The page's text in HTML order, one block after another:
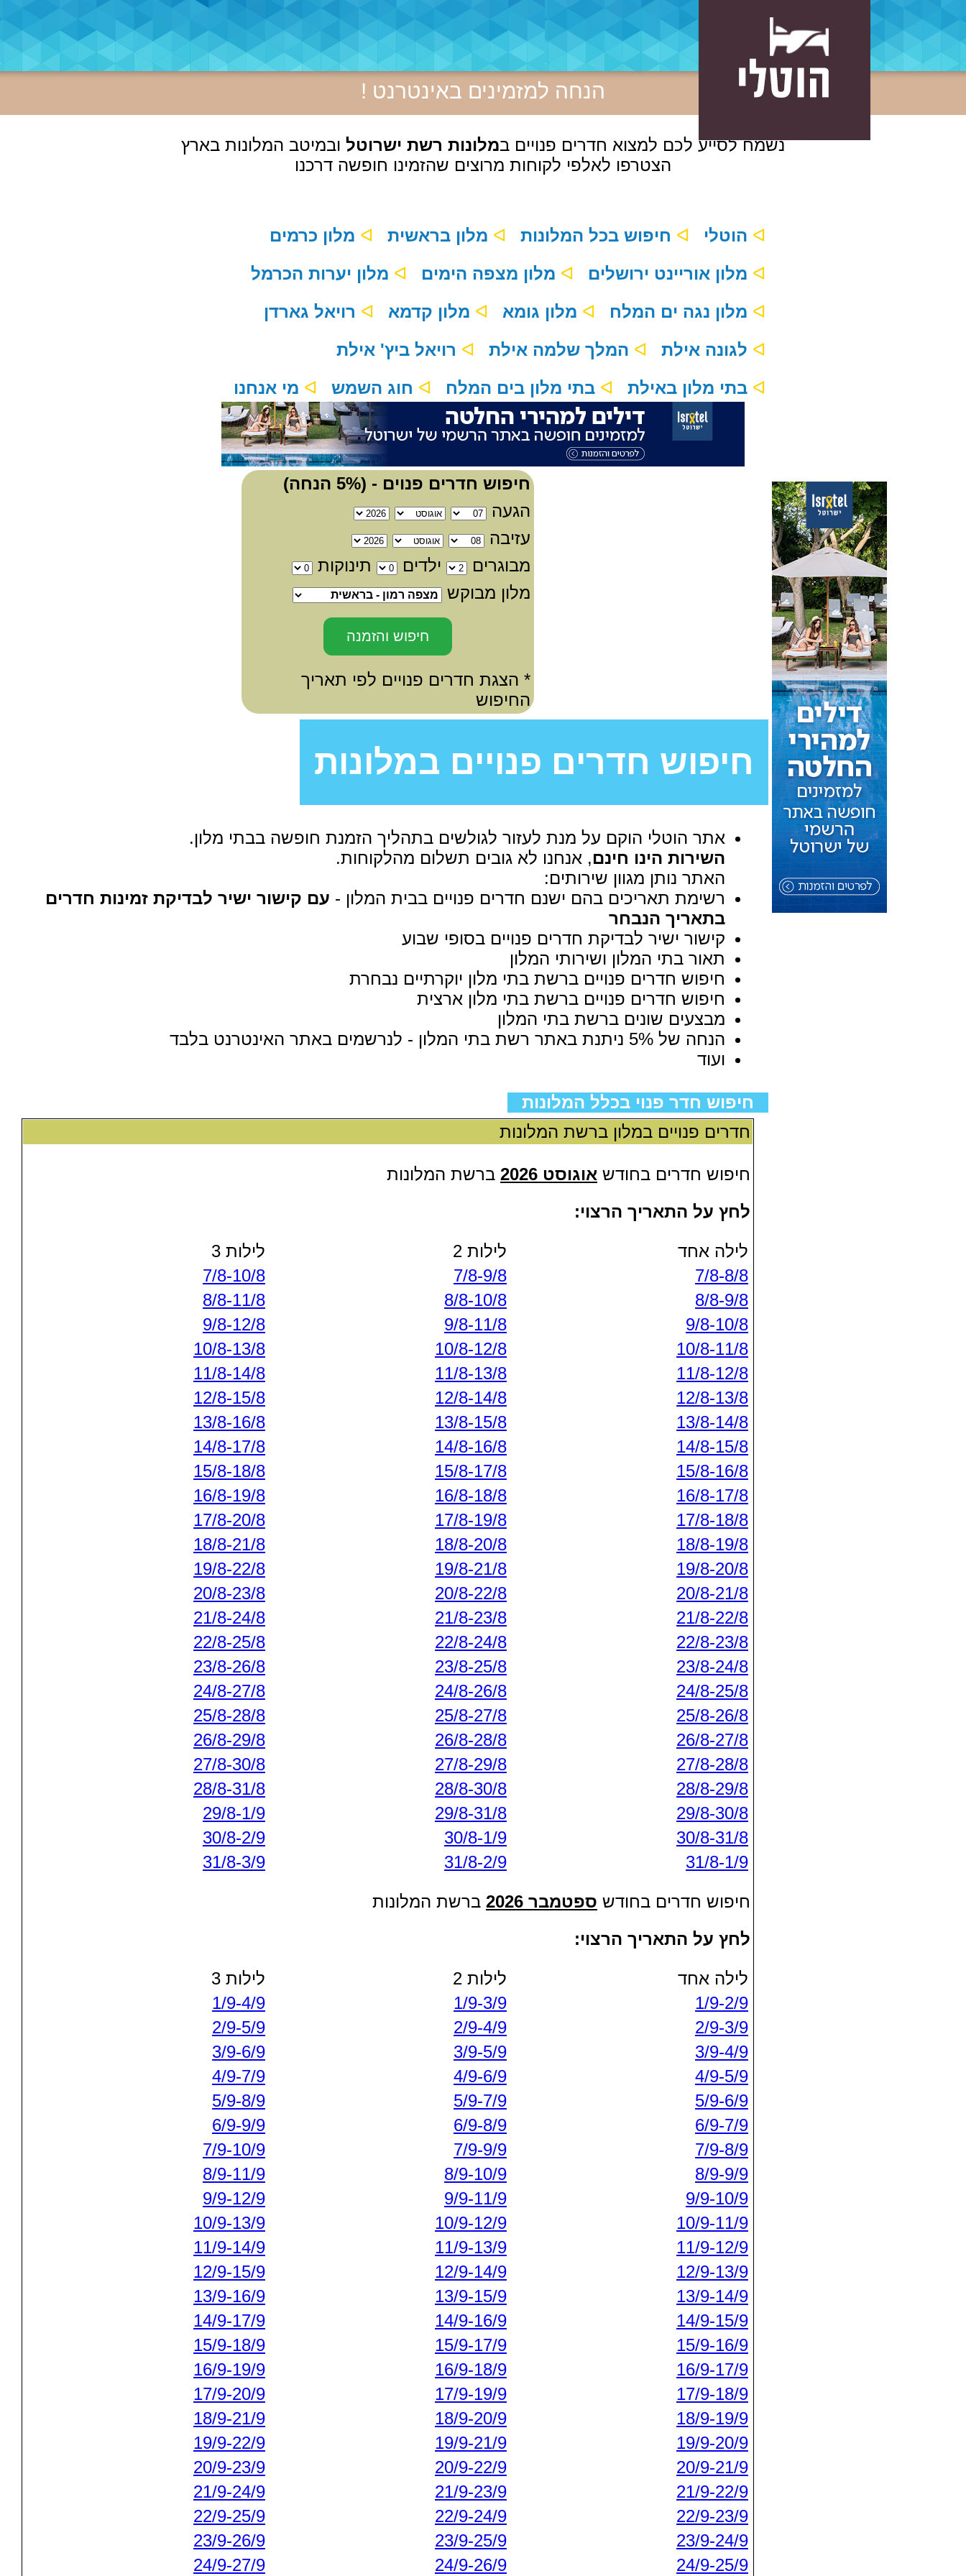
הנחה למזמינים באינטרנט !
נשמח לסייע לכם למצוא חדרים פנויים במלונות רשת ישרוטל ובמיטב המלונות בארץ
הצטרפו לאלפי לקוחות מרוצים שהזמינו חופשה דרכנו
ᐊ
ᐊ
ᐊ
ᐊ
ᐊ
ᐊ
ᐊ
ᐊ
ᐊ
ᐊ
ᐊ
ᐊ
ᐊ
ᐊ
ᐊ
ᐊ
ᐊ
ᐊ
חיפוש חדרים פנוים - (5% הנחה)
הגעה
עזיבה
מבוגרים
ילדים
תינוקות
מלון מבוקש
* הצגת חדרים פנויים לפי תאריך
החיפוש
חיפוש חדרים פנויים במלונות
אתר הוטלי הוקם על מנת לעזור לגולשים בתהליך הזמנת חופשה בבתי מלון.
השירות הינו חינם, אנחנו לא גובים תשלום מהלקוחות.
האתר נותן מגוון שירותים:
רשימת תאריכים בהם ישנם חדרים פנויים בבית המלון - עם קישור ישיר לבדיקת זמינות חדרים
בתאריך הנבחר
קישור ישיר לבדיקת חדרים פנויים בסופי שבוע
תאור בתי המלון ושירותי המלון
חיפוש חדרים פנויים ברשת בתי מלון יוקרתיים נבחרת
חיפוש חדרים פנויים ברשת בתי מלון ארצית
מבצעים שונים ברשת בתי המלון
הנחה של 5% ניתנת באתר רשת בתי המלון - לנרשמים באתר האינטרנט בלבד
ועוד
חיפוש חדר פנוי בכלל המלונות
חדרים פנויים במלון ברשת המלונות
חיפוש חדרים בחודש אוגוסט 2026
ברשת המלונות
לחץ על התאריך הרצוי:
לילה אחד לילות 2
לילות 3
7/8-8/8
7/8-9/8
7/8-10/8
8/8-9/8
8/8-10/8
8/8-11/8
9/8-10/8
9/8-11/8
9/8-12/8
10/8-11/8
10/8-12/8
10/8-13/8
11/8-12/8
11/8-13/8
11/8-14/8
12/8-13/8
12/8-14/8
12/8-15/8
13/8-14/8
13/8-15/8
13/8-16/8
14/8-15/8
14/8-16/8
14/8-17/8
15/8-16/8
15/8-17/8
15/8-18/8
16/8-17/8
16/8-18/8
16/8-19/8
17/8-18/8
17/8-19/8
17/8-20/8
18/8-19/8
18/8-20/8
18/8-21/8
19/8-20/8
19/8-21/8
19/8-22/8
20/8-21/8
20/8-22/8
20/8-23/8
21/8-22/8
21/8-23/8
21/8-24/8
22/8-23/8
22/8-24/8
22/8-25/8
23/8-24/8
23/8-25/8
23/8-26/8
24/8-25/8
24/8-26/8
24/8-27/8
25/8-26/8
25/8-27/8
25/8-28/8
26/8-27/8
26/8-28/8
26/8-29/8
27/8-28/8
27/8-29/8
27/8-30/8
28/8-29/8
28/8-30/8
28/8-31/8
29/8-30/8
29/8-31/8
29/8-1/9
30/8-31/8
30/8-1/9
30/8-2/9
31/8-1/9
31/8-2/9
31/8-3/9
חיפוש חדרים בחודש ספטמבר 2026
ברשת המלונות
לחץ על התאריך הרצוי:
לילה אחד לילות 2
לילות 3
1/9-2/9
1/9-3/9
1/9-4/9
2/9-3/9
2/9-4/9
2/9-5/9
3/9-4/9
3/9-5/9
3/9-6/9
4/9-5/9
4/9-6/9
4/9-7/9
5/9-6/9
5/9-7/9
5/9-8/9
6/9-7/9
6/9-8/9
6/9-9/9
7/9-8/9
7/9-9/9
7/9-10/9
8/9-9/9
8/9-10/9
8/9-11/9
9/9-10/9
9/9-11/9
9/9-12/9
10/9-11/9
10/9-12/9
10/9-13/9
11/9-12/9
11/9-13/9
11/9-14/9
12/9-13/9
12/9-14/9
12/9-15/9
13/9-14/9
13/9-15/9
13/9-16/9
14/9-15/9
14/9-16/9
14/9-17/9
15/9-16/9
15/9-17/9
15/9-18/9
16/9-17/9
16/9-18/9
16/9-19/9
17/9-18/9
17/9-19/9
17/9-20/9
18/9-19/9
18/9-20/9
18/9-21/9
19/9-20/9
19/9-21/9
19/9-22/9
20/9-21/9
20/9-22/9
20/9-23/9
21/9-22/9
21/9-23/9
21/9-24/9
22/9-23/9
22/9-24/9
22/9-25/9
23/9-24/9
23/9-25/9
23/9-26/9
24/9-25/9
24/9-26/9
24/9-27/9